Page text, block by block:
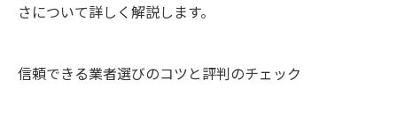
さについて詳しく解説します。
信頼できる業者選びのコツと評判のチェック